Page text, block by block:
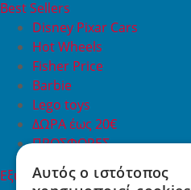
Best Sellers
Disney Pixar Cars
Hot Wheels
Fisher Price
Barbie
Lego toys
ΔΩΡΑ έως 20€
ΠΡΟΣΦΟΡΕΣ
Εξυπηρέτηση Πελατών
Αυτός ο ιστότοπος